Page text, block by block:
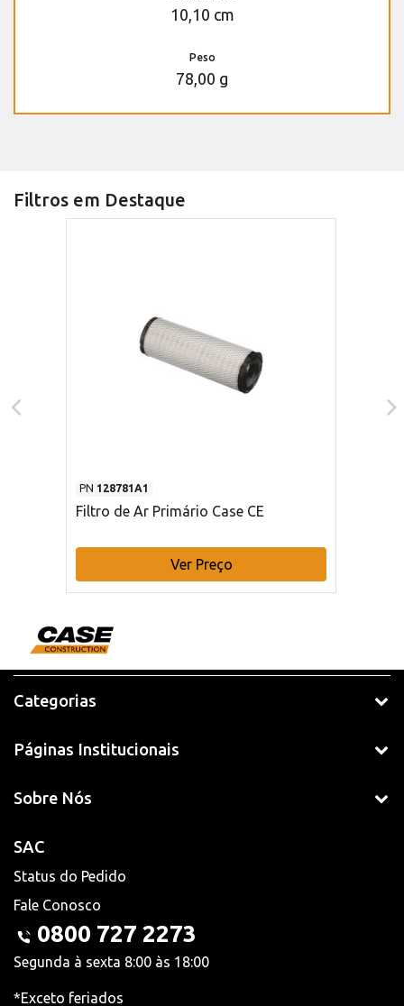
10,10 cm
Peso
78,00 g
Filtros em Destaque
PN 128781A1
Filtro de Ar Primário Case CE
Ver Preço
Categorias
Páginas Institucionais
Sobre Nós
SAC
Status do Pedido
Fale Conosco
0800 727 2273
Segunda à sexta 8:00 às 18:00
*Exceto feriados